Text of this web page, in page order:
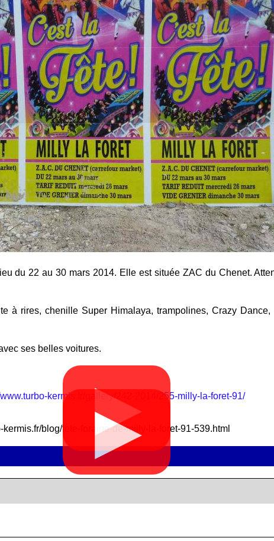
du 22 au 30 mars 2014. Elle est située ZAC du Chenet.
à rires, chenille Super Himalaya, trampolines, Crazy Dance,
ses belles voitures.
▶
▶
kermis.fr/gallery/242-2014/255-milly-la-foret-91/
blog/fete-foraine-de-milly-la-foret-91-539.html